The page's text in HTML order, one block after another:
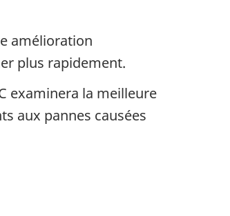
amélioration
plus rapidement.
examinera la meilleure
aux pannes causées